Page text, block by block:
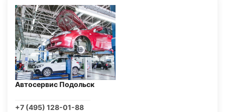
Автосервис Подольск
+7 (495) 128-01-88